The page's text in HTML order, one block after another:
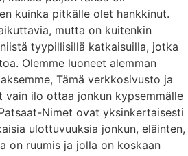
kuinka pitkälle olet hankkinut.
mutta on kuitenkin
tyypillisillä katkaisuilla, jotka
Olemme luoneet alemman
Tämä verkkosivusto ja
ilo ottaa jonkun kypsemmälle
Nimet ovat yksinkertaisesti
​​ulottuvuuksia jonkun, eläinten,
on ruumis ja jolla on koskaan